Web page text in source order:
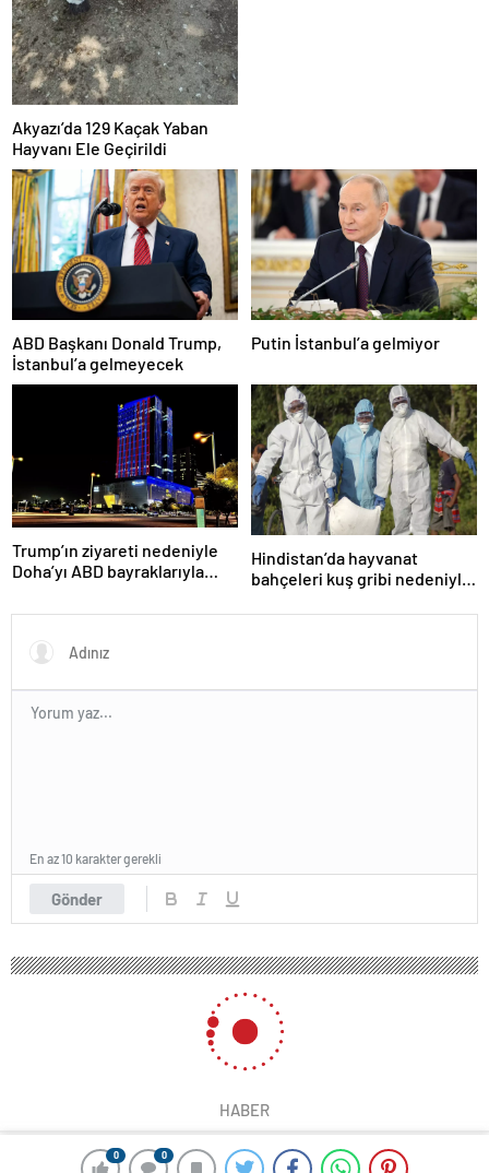
0 0
Akyazı’da 129 Kaçak Yaban
Hayvanı Ele Geçirildi
ABD Başkanı Donald Trump,
İstanbul’a gelmeyecek
Putin İstanbul’a gelmiyor
Trump’ın ziyareti nedeniyle
Doha’yı ABD bayraklarıyla
Hindistan’da hayvanat
bahçeleri kuş gribi nedeniyle
Gönder
En az 10 karakter gerekli
HABER